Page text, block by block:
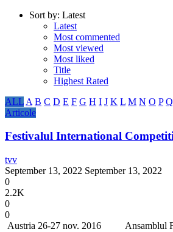
Sort by: Latest
Latest
Most commented
Most viewed
Most liked
Title
Highest Rated
ALL A B C D E F G H I J K L M N O P Q
Articole
Festivalul International
tvv
September 13, 2022 September 13, 2022
0
2.2K
0
0
Austria 26-27 nov. 2016 Ansamblul